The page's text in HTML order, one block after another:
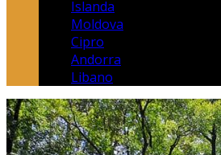
Islanda
Moldova
Cipro
Andorra
Libano